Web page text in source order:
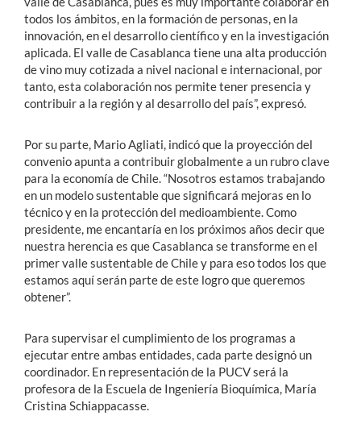
todos los ámbitos, en la formación de personas, en la
innovación, en el desarrollo científico y en la investigación
aplicada. El valle de Casablanca tiene una alta producción
de vino muy cotizada a nivel nacional e internacional, por
tanto, esta colaboración nos permite tener presencia y
contribuir a la región y al desarrollo del país”, expresó.
Por su parte, Mario Agliati, indicó que la proyección del
convenio apunta a contribuir globalmente a un rubro clave
para la economía de Chile. “Nosotros estamos trabajando
en un modelo sustentable que significará mejoras en lo
técnico y en la protección del medioambiente. Como
presidente, me encantaría en los próximos años decir que
nuestra herencia es que Casablanca se transforme en el
primer valle sustentable de Chile y para eso todos los que
estamos aquí serán parte de este logro que queremos
obtener”.
Para supervisar el cumplimiento de los programas a
ejecutar entre ambas entidades, cada parte designó un
coordinador. En representación de la PUCV será la
profesora de la Escuela de Ingeniería Bioquímica, María
Cristina Schiappacasse.